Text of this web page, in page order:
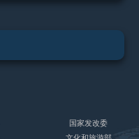
国家发改委